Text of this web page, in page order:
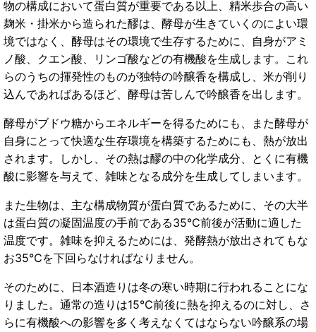
物の構成において蛋白質が重要である以上、精米歩合の高い
麹米・掛米から造られた醪は、酵母が生きていくのによい環
境ではなく、酵母はその環境で生存するために、自身がアミ
ノ酸、クエン酸、リンゴ酸などの有機酸を生成します。これ
らのうちの揮発性のものが独特の吟醸香を構成し、米が削り
込んであればあるほど、酵母は苦しんで吟醸香を出します。
酵母がブドウ糖からエネルギーを得るためにも、また酵母が
自身にとって快適な生存環境を構築するためにも、熱が放出
されます。しかし、その熱は醪の中の化学成分、とくに有機
酸に影響を与えて、雑味となる成分を生成してしまいます。
また生物は、主な構成物質が蛋白質であるために、その大半
は蛋白質の凝固温度の手前である35℃前後が活動に適した
温度です。雑味を抑えるためには、発酵熱が放出されてもな
お35℃を下回らなければなりません。
そのために、日本酒造りは冬の寒い時期に行われることにな
りました。通常の造りは15℃前後に熱を抑えるのに対し、さ
らに有機酸への影響を多く考えなくてはならない吟醸系の場